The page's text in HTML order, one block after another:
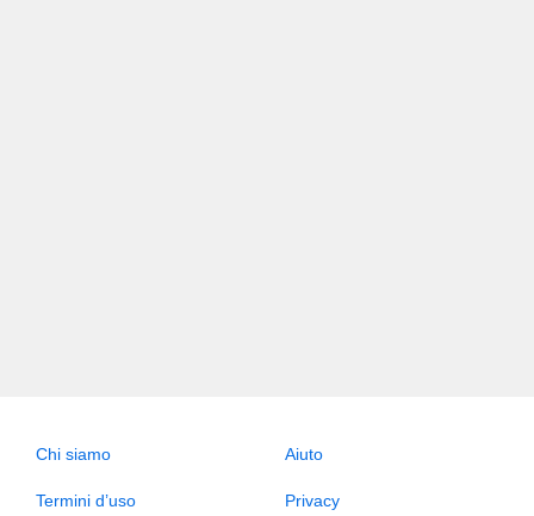
Chi siamo Aiuto
Termini d’uso Privacy